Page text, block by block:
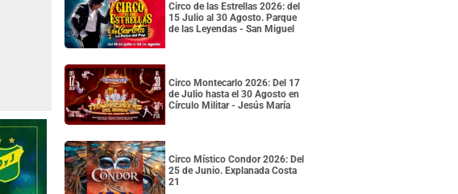
Circo de las Estrellas 2026: del
15 Julio al 30 Agosto. Parque
de las Leyendas - San Miguel
Circo Montecarlo 2026: Del 17
de Julio hasta el 30 Agosto en
Círculo Militar - Jesús María
Circo Místico Condor 2026: Del
25 de Junio. Explanada Costa
21